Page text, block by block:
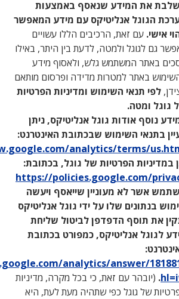
באמצעות
עם מידע המאפשר
הללו עשויים
לדעת בין היתר, באילו
ולאסוף מידע
מדידה ופרסום מותאם
ומדיניות הפרטיות
אנליטיקס, ניתן
שבכתובת האינטרנט:
http://www.google.com/
של גוגל, בכתובת:
https://
שייאסף ויעשה
ידי גוגל אנליטיקס
לביטול שליחת
כמפורט בכתובת
https://support.google.com/
כי בכל מקרה, מדיניות
שתהיה מעת לעת, היא